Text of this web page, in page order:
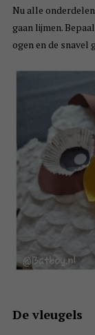
Nu alle
gaan lijmen.
ogen en de snavel
De vleugels